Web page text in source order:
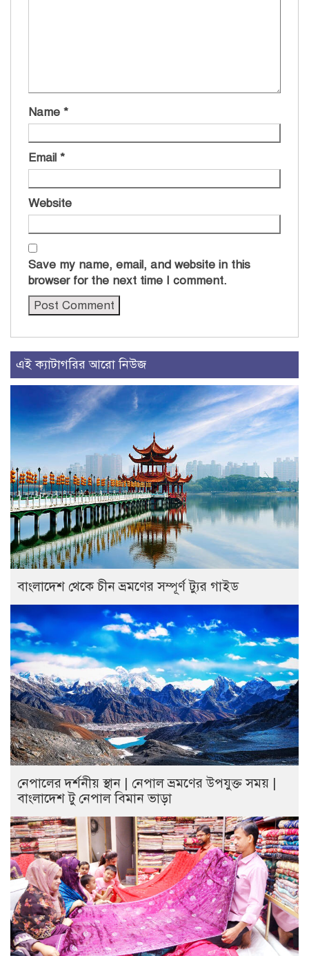
Name *
Email *
Website
Save my name, email, and website in this
browser for the next time I comment.
এই ক্যাটাগরির আরো নিউজ
বাংলাদেশ থেকে চীন ভ্রমণের সম্পূর্ণ ট্যুর গাইড
নেপালের দর্শনীয় স্থান | নেপাল ভ্রমণের উপযুক্ত সময় |
বাংলাদেশ টু নেপাল বিমান ভাড়া